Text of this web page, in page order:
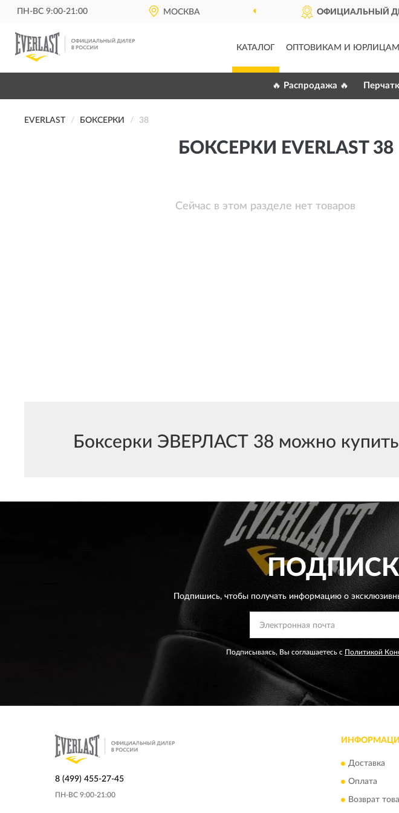
ПН-ВС 9:00-21:00 МОСКВА ОФИЦИАЛЬНЫЙ
КАТАЛОГ ОПТОВИКАМ И ЮРЛИЦАМ
🔥 Распродажа 🔥
EVERLAST БОКСЕРКИ 38
БОКСЕРКИ EVERLAST 38
Сейчас в этом разделе нет товаров
Боксерки ЭВЕРЛАСТ 38 можно
Подпишись, чтобы получать информацию о
Подписываясь, Вы соглашаетесь с Политикой
8 (499) 455-27-45
ПН-ВС 9:00-21:00
Доставка
Оплата
Возврат